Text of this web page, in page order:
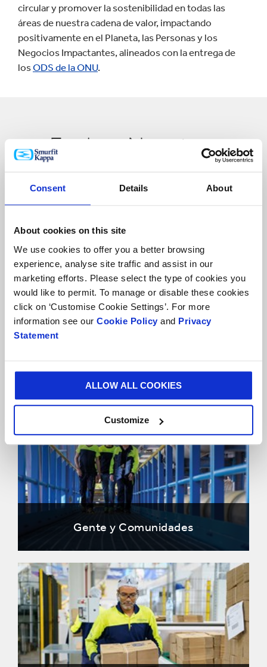
Consent Details About
About cookies on this site
We use cookies to offer you a better browsing
experience, analyse site traffic and assist in our
marketing efforts. Please select the type of cookies you
would like to permit. To manage or disable these cookies
click on ‘Customise Cookie Settings’. For more
information see our Cookie Policy and Privacy
Statement
ALLOW ALL COOKIES
Customize
circular y promover la sostenibilidad en todas las
áreas de nuestra cadena de valor, impactando
positivamente en el Planeta, las Personas y los
Negocios Impactantes, alineados con la entrega de
losODS de la ONU.
Explora Nuestras
Prioridades
Estratégicas
Gente y Comunidades